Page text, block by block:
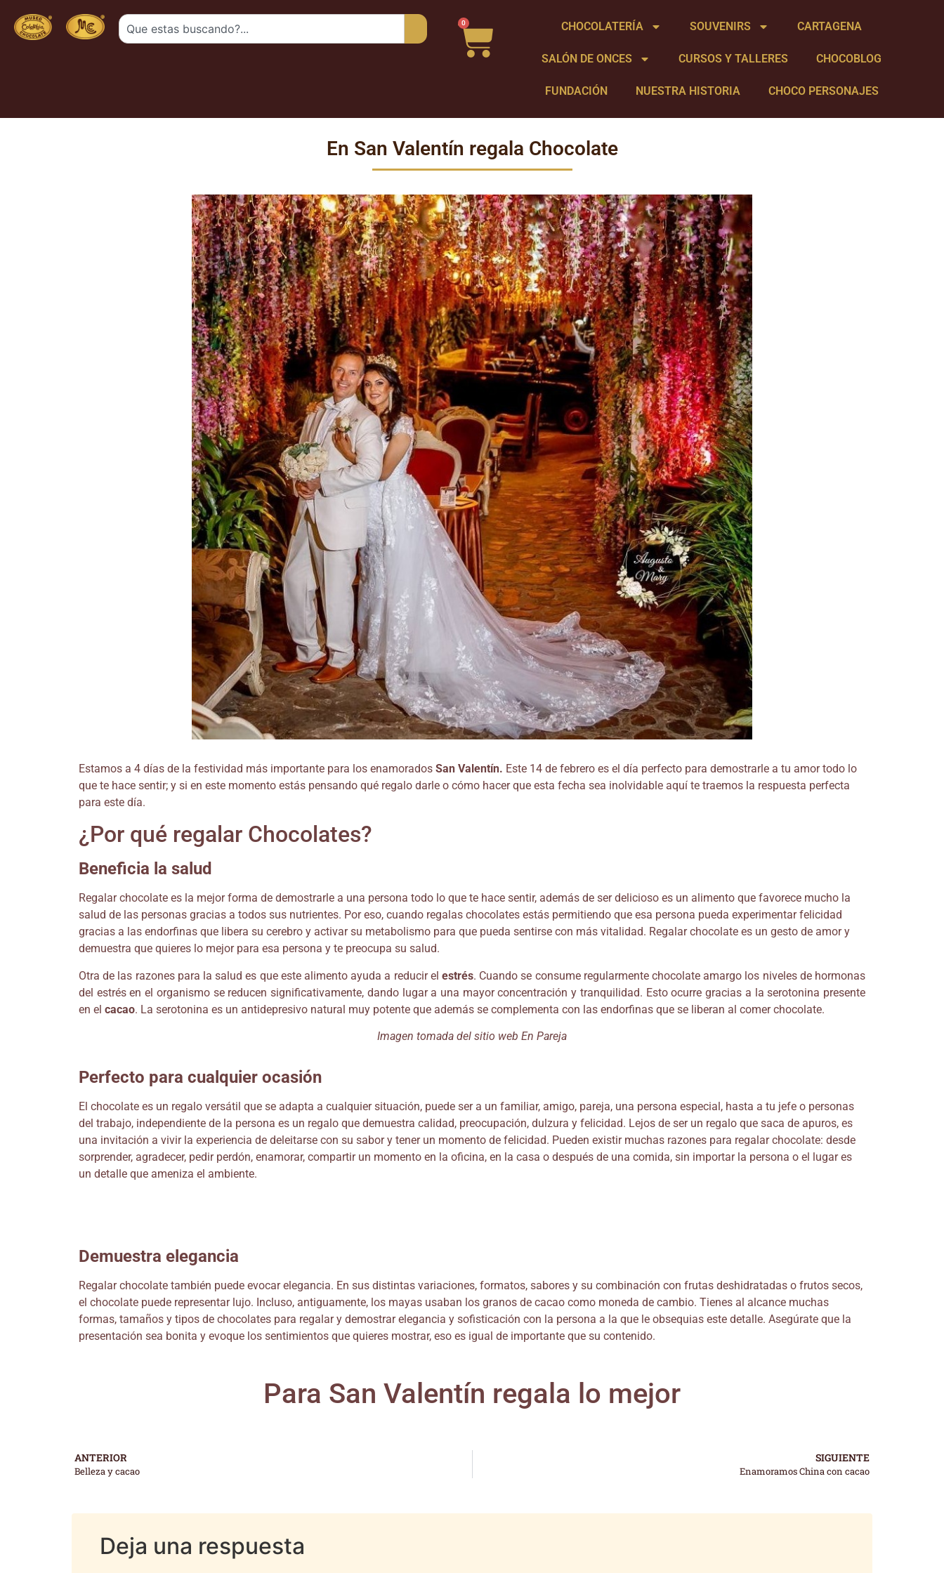
0 CHOCOLATERÍA SOUVENIRS CARTAGENA
SALÓN DE ONCES CURSOS Y TALLERES CHOCOBLOG
FUNDACIÓN NUESTRA HISTORIA CHOCO PERSONAJES
En San Valentín regala Chocolate
Estamos a 4 días de la festividad más importante para los enamorados San Valentín. Este 14 de febrero es el día perfecto para demostrarle a tu amor todo lo
que te hace sentir; y si en este momento estás pensando qué regalo darle o cómo hacer que esta fecha sea inolvidable aquí te traemos la respuesta perfecta
para este día.
¿Por qué regalar Chocolates?
Beneficia la salud
Regalar chocolate es la mejor forma de demostrarle a una persona todo lo que te hace sentir, además de ser delicioso es un alimento que favorece mucho la
salud de las personas gracias a todos sus nutrientes. Por eso, cuando regalas chocolates estás permitiendo que esa persona pueda experimentar felicidad
gracias a las endorfinas que libera su cerebro y activar su metabolismo para que pueda sentirse con más vitalidad. Regalar chocolate es un gesto de amor y
demuestra que quieres lo mejor para esa persona y te preocupa su salud.
Otra de las razones para la salud es que este alimento ayuda a reducir el estrés. Cuando se consume regularmente chocolate amargo los niveles de hormonas
del estrés en el organismo se reducen significativamente, dando lugar a una mayor concentración y tranquilidad. Esto ocurre gracias a la serotonina presente
en el cacao. La serotonina es un antidepresivo natural muy potente que además se complementa con las endorfinas que se liberan al comer chocolate.
Imagen tomada del sitio web En Pareja
Perfecto para cualquier ocasión
El chocolate es un regalo versátil que se adapta a cualquier situación, puede ser a un familiar, amigo, pareja, una persona especial, hasta a tu jefe o personas
del trabajo, independiente de la persona es un regalo que demuestra calidad, preocupación, dulzura y felicidad. Lejos de ser un regalo que saca de apuros, es
una invitación a vivir la experiencia de deleitarse con su sabor y tener un momento de felicidad. Pueden existir muchas razones para regalar chocolate: desde
sorprender, agradecer, pedir perdón, enamorar, compartir un momento en la oficina, en la casa o después de una comida, sin importar la persona o el lugar es
un detalle que ameniza el ambiente.
Demuestra elegancia
Regalar chocolate también puede evocar elegancia. En sus distintas variaciones, formatos, sabores y su combinación con frutas deshidratadas o frutos secos,
el chocolate puede representar lujo. Incluso, antiguamente, los mayas usaban los granos de cacao como moneda de cambio. Tienes al alcance muchas
formas, tamaños y tipos de chocolates para regalar y demostrar elegancia y sofisticación con la persona a la que le obsequias este detalle. Asegúrate que la
presentación sea bonita y evoque los sentimientos que quieres mostrar, eso es igual de importante que su contenido.
Para San Valentín regala lo mejor
ANTERIOR
Belleza y cacao
SIGUIENTE
Enamoramos China con cacao
Deja una respuesta